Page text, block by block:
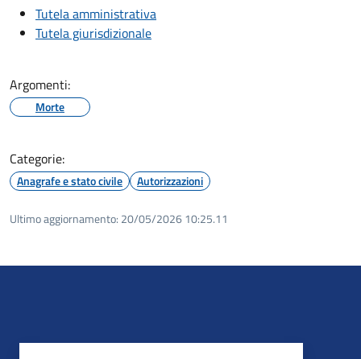
Tutela amministrativa
Tutela giurisdizionale
Argomenti:
Morte
Categorie:
Anagrafe e stato civile Autorizzazioni
Ultimo aggiornamento: 20/05/2026 10:25.11